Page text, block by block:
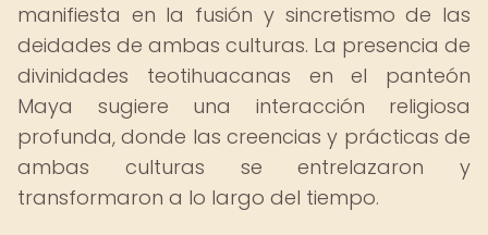
manifiesta en la fusión y sincretismo de las
deidades de ambas culturas. La presencia de
divinidades teotihuacanas en el panteón
Maya sugiere una interacción religiosa
profunda, donde las creencias y prácticas de
ambas culturas se entrelazaron y
transformaron a lo largo del tiempo.